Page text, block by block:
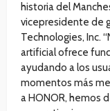
historia del
vicepresidente de
Technologies, Inc.
artificial ofrece
ayudando a los
momentos más
a HONOR, hemos